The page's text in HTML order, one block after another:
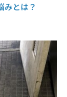
みとは？